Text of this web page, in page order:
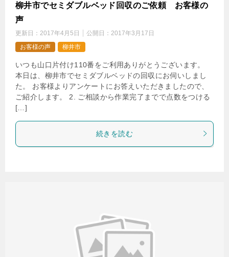
柳井市でセミダブルベッド回収のご依頼 お客様の
声
更新日： 2017年4月5日 公開日： 2017年3月17日
お客様の声
柳井市
いつも山口片付け110番をご利用ありがとうございます。
本日は、柳井市でセミダブルベッドの回収にお伺いしまし
た。 お客様よりアンケートにお答えいただきましたので、
ご紹介します。 2. ご相談から作業完了までで点数をつける
[…]
続きを読む